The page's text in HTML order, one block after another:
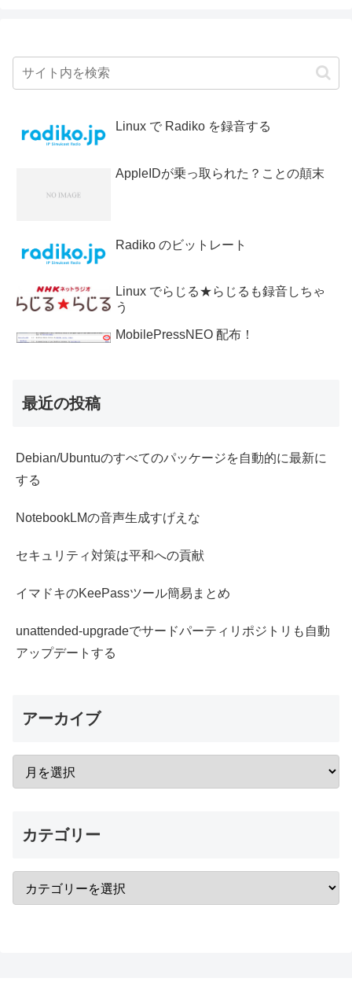
Linux で Radiko を録音する
AppleIDが乗っ取られた？ことの顛末
Radiko のビットレート
Linux でらじる★らじるも録音しちゃ
う
MobilePressNEO 配布！
最近の投稿
Debian/Ubuntuのすべてのパッケージを自動的に最新に
する
NotebookLMの音声生成すげえな
セキュリティ対策は平和への貢献
イマドキのKeePassツール簡易まとめ
unattended-upgradeでサードパーティリポジトリも自動
アップデートする
アーカイブ
カテゴリー